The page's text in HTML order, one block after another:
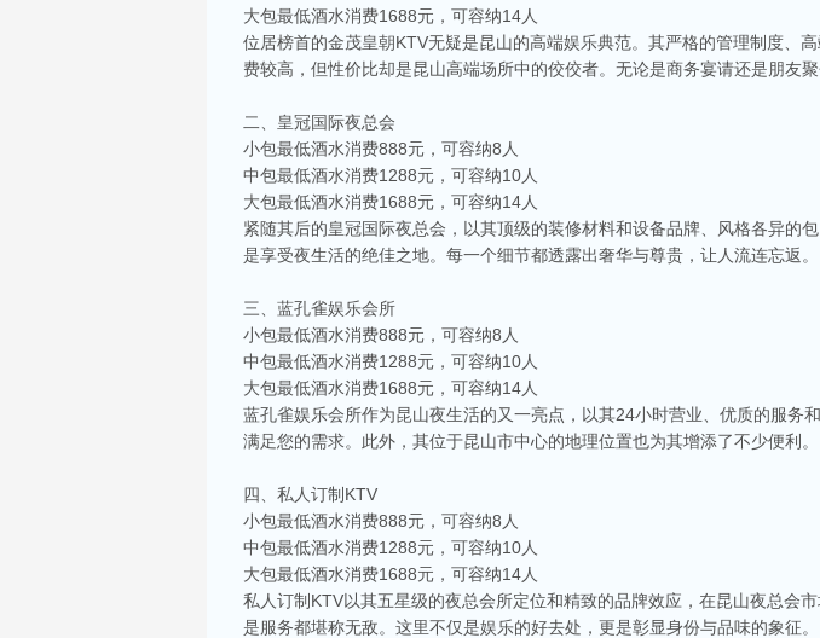
大包最低酒水消费1688元，可容纳14人
位居榜首的金茂皇朝KTV无疑是昆山的高端娱乐典范。其严格的管理制度、
费较高，但性价比却是昆山高端场所中的佼佼者。无论是商务宴请还是朋友
二、皇冠国际夜总会
小包最低酒水消费888元，可容纳8人
中包最低酒水消费1288元，可容纳10人
大包最低酒水消费1688元，可容纳14人
紧随其后的皇冠国际夜总会，以其顶级的装修材料和设备品牌、风格各异的
是享受夜生活的绝佳之地。每一个细节都透露出奢华与尊贵，让人流连忘返。
三、蓝孔雀娱乐会所
小包最低酒水消费888元，可容纳8人
中包最低酒水消费1288元，可容纳10人
大包最低酒水消费1688元，可容纳14人
蓝孔雀娱乐会所作为昆山夜生活的又一亮点，以其24小时营业、优质的服
满足您的需求。此外，其位于昆山市中心的地理位置也为其增添了不少便利。
四、私人订制KTV
小包最低酒水消费888元，可容纳8人
中包最低酒水消费1288元，可容纳10人
大包最低酒水消费1688元，可容纳14人
私人订制KTV以其五星级的夜总会所定位和精致的品牌效应，在昆山夜总会
是服务都堪称无敌。这里不仅是娱乐的好去处，更是彰显身份与品味的象征。